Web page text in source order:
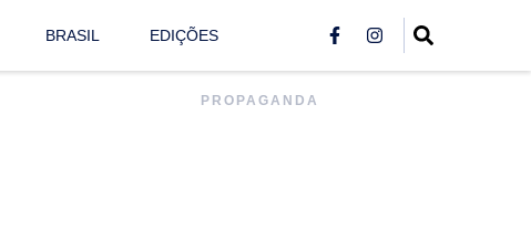
BRASIL EDIÇÕES
PROPAGANDA